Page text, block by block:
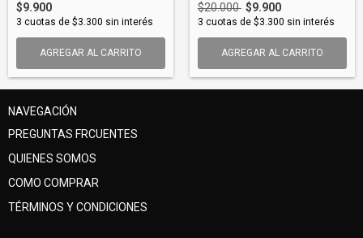
$9.900
3 cuotas de $3.300 sin interés
$20.000 $9.900
3 cuotas de $3.300 sin interés
AGREGAR AL CARRITO
NAVEGACIÓN
PREGUNTAS FRCUENTES
QUIENES SOMOS
COMO COMPRAR
TÉRMINOS Y CONDICIONES